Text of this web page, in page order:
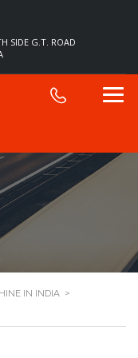
SIDE G.T. ROAD
IN INDIA >